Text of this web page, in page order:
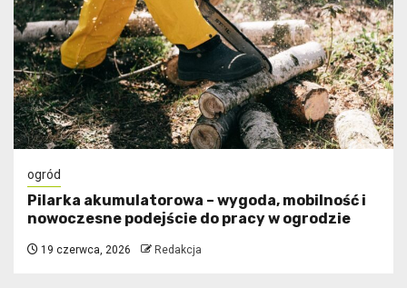
ogród
Pilarka akumulatorowa – wygoda, mobilność i
nowoczesne podejście do pracy w ogrodzie
19 czerwca, 2026 Redakcja